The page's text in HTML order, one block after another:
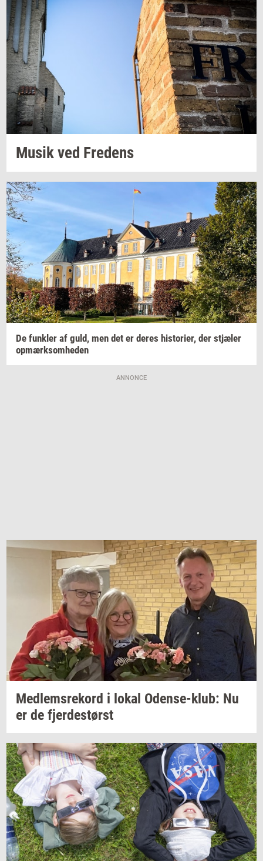
Musik ved Fre­dens
De funk­ler af guld, men det er deres hi­sto­ri­er, der stjæ­ler
op­mærk­som­he­den
ANNONCE
Med­lem­s­re­kord i lokal Odense-​klub: Nu
er de fjer­de­størst